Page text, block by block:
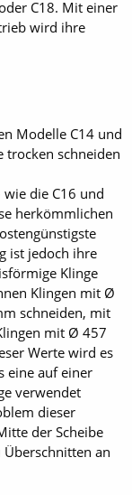
C18. Mit einer
wird ihre
Modelle C14 und
trocken schneiden
wie die C16 und
herkömmlichen
ist jedoch ihre
Klinge
Klingen mit Ø
schneiden, mit
mit Ø 457
Werte wird es
eine auf einer
verwendet
dieser
der Scheibe
an